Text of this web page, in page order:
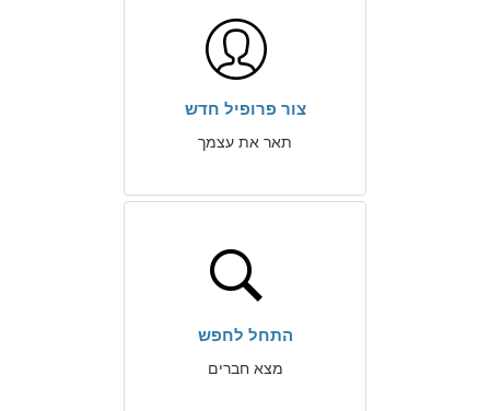
צור פרופיל חדש
תאר את עצמך
התחל לחפש
מצא חברים